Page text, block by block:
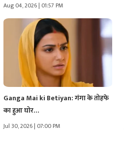
Aug 04, 2026 | 01:57 PM
Ganga Mai ki Betiyan: गंगा के तोहफे
का हुआ घोर…
Jul 30, 2026 | 07:00 PM